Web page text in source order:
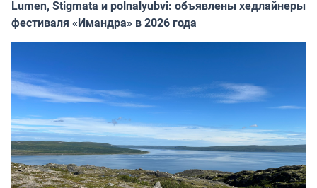
Lumen, Stigmata и polnalyubvi: объявлены хедлайнеры
фестиваля «Имандра» в 2026 года